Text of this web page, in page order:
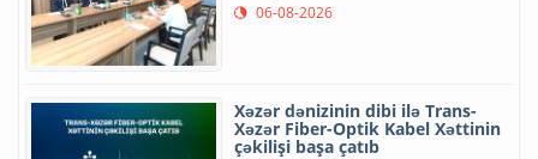
06-08-2026
Xəzər dənizinin dibi ilə Trans-
Xəzər Fiber-Optik Kabel Xəttinin
çəkilişi başa çatıb